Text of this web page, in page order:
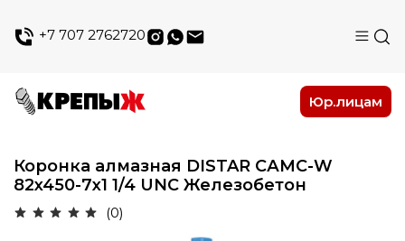
+7 707 2762720
Юр.лицам
Коронка алмазная DISTAR САМС-W
82x450-7x1 1/4 UNC Железобетон
(0)